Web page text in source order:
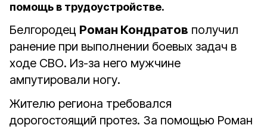
помощь в трудоустройстве.
Белгородец Роман Кондратов получил
ранение при выполнении боевых задач в
ходе СВО. Из-за него мужчине
ампутировали ногу.
Жителю региона требовался
дорогостоящий протез. За помощью Роман